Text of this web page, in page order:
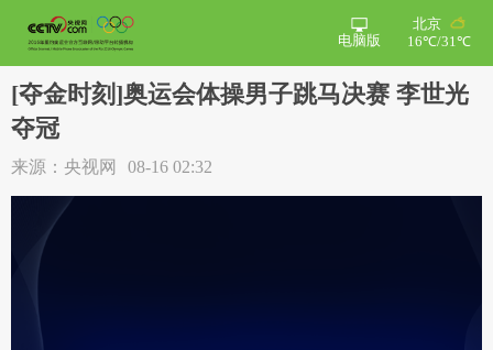
北京
16℃/31℃
电脑版
[夺金时刻]奥运会体操男子跳马决赛 李世光
夺冠
来源：央视网 08-16 02:32